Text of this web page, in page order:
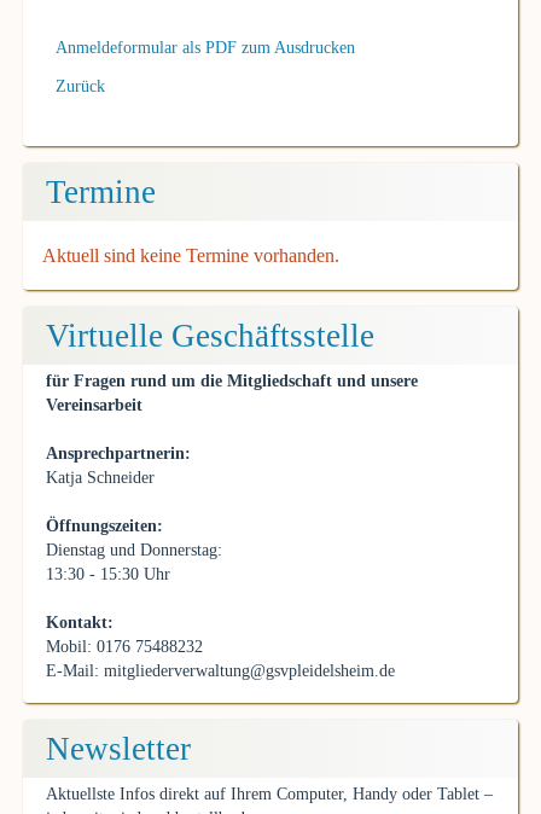
Anmeldeformular als PDF zum Ausdrucken
Zurück
Termine
Aktuell sind keine Termine vorhanden.
Virtuelle Geschäftsstelle
für Fragen rund um die Mitgliedschaft und unsere
Vereinsarbeit
Ansprechpartnerin:
Katja Schneider
Öffnungszeiten:
Dienstag und Donnerstag:
13:30 - 15:30 Uhr
Kontakt:
Mobil: 0176 75488232
E-Mail: mitgliederverwaltung@gsvpleidelsheim.de
Newsletter
Aktuellste Infos direkt auf Ihrem Computer, Handy oder Tablet –